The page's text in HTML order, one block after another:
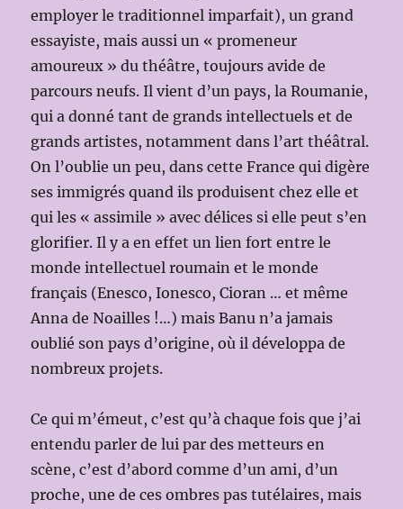
employer le traditionnel imparfait), un grand
essayiste, mais aussi un « promeneur
amoureux » du théâtre, toujours avide de
parcours neufs. Il vient d’un pays, la Roumanie,
qui a donné tant de grands intellectuels et de
grands artistes, notamment dans l’art théâtral.
On l’oublie un peu, dans cette France qui digère
ses immigrés quand ils produisent chez elle et
qui les « assimile » avec délices si elle peut s’en
glorifier. Il y a en effet un lien fort entre le
monde intellectuel roumain et le monde
français (Enesco, Ionesco, Cioran … et même
Anna de Noailles !…) mais Banu n’a jamais
oublié son pays d’origine, où il développa de
nombreux projets.
Ce qui m’émeut, c’est qu’à chaque fois que j’ai
entendu parler de lui par des metteurs en
scène, c’est d’abord comme d’un ami, d’un
proche, une de ces ombres pas tutélaires, mais